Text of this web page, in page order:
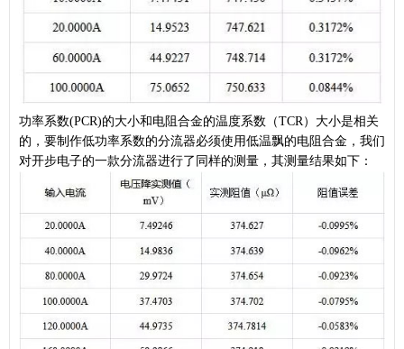
功率系数(PCR)的大小和电阻合金的温度系数（TCR）大小是相关
的，要制作低功率系数的分流器必须使用低温飘的电阻合金，我们
对开步电子的一款分流器进行了同样的测量，其测量结果如下：